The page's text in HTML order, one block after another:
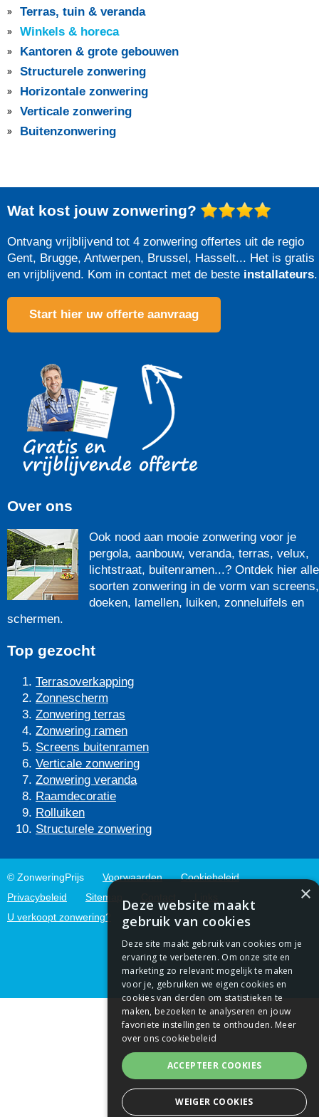
Terras, tuin & veranda
Winkels & horeca
Kantoren & grote gebouwen
Structurele zonwering
Horizontale zonwering
Verticale zonwering
Buitenzonwering
Wat kost jouw zonwering?
Ontvang vrijblijvend tot 4 zonwering offertes uit de regio
Gent, Brugge, Antwerpen, Brussel, Hasselt... Het is gratis
en vrijblijvend. Kom in contact met de beste installateurs.
Start hier uw offerte aanvraag
Over ons
Ook nood aan mooie zonwering voor je
pergola, aanbouw, veranda, terras, velux,
lichtstraat, buitenramen...? Ontdek hier alle
soorten zonwering in de vorm van screens,
doeken, lamellen, luiken, zonneluifels en
schermen.
Top gezocht
Terrasoverkapping
Zonnescherm
Zonwering terras
Zonwering ramen
Screens buitenramen
Verticale zonwering
Zonwering veranda
Raamdecoratie
Rolluiken
Structurele zonwering
© ZonweringPrijs Voorwaarden
Cookiebeleid
Privacybeleid
Sitemap
U verkoopt zonwering?
×
Deze website maakt
gebruik van cookies
Deze site maakt gebruik van cookies om je
ervaring te verbeteren. Om onze site en
marketing zo relevant mogelijk te maken
voor je, gebruiken we eigen cookies en
cookies van derden om statistieken te
maken, bezoeken te analyseren en jouw
favoriete instellingen te onthouden. Meer
over ons cookiebeleid
ACCEPTEER COOKIES
WEIGER COOKIES